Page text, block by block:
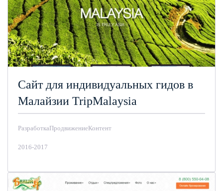
Сайт для индивидуальных гидов в
Малайзии TripMalaysia
РазработкаПродвижениеКонтент
2016-2017